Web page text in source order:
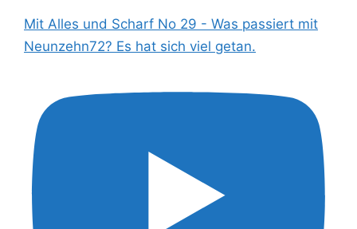
Mit Alles und Scharf No 29 - Was passiert mit
Neunzehn72? Es hat sich viel getan.